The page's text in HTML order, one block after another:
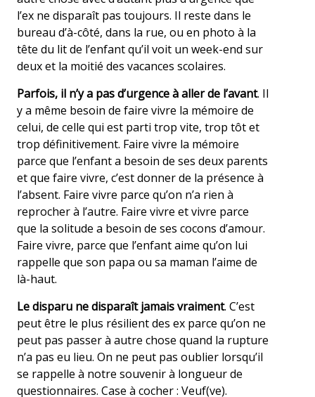
l’ex ne disparaît pas toujours. Il reste dans le
bureau d’à-côté, dans la rue, ou en photo à la
tête du lit de l’enfant qu’il voit un week-end sur
deux et la moitié des vacances scolaires.
Parfois, il n’y a pas d’urgence à aller de l’avant. Il
y a même besoin de faire vivre la mémoire de
celui, de celle qui est parti trop vite, trop tôt et
trop définitivement. Faire vivre la mémoire
parce que l’enfant a besoin de ses deux parents
et que faire vivre, c’est donner de la présence à
l’absent. Faire vivre parce qu’on n’a rien à
reprocher à l’autre. Faire vivre et vivre parce
que la solitude a besoin de ses cocons d’amour.
Faire vivre, parce que l’enfant aime qu’on lui
rappelle que son papa ou sa maman l’aime de
là-haut.
Le disparu ne disparaît jamais vraiment. C’est
peut être le plus résilient des ex parce qu’on ne
peut pas passer à autre chose quand la rupture
n’a pas eu lieu. On ne peut pas oublier lorsqu’il
se rappelle à notre souvenir à longueur de
questionnaires. Case à cocher : Veuf(ve).